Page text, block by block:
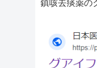
鎮咳去痰薬の